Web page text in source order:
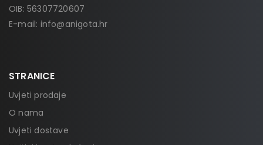
OIB: 56307720607
E-mail: info@anigota.hr
STRANICE
Uvjeti prodaje
O nama
Uvjeti dostave